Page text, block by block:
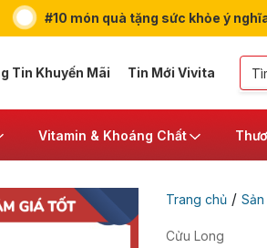
#10 món quà tặng sức khỏe ý
Tin Khuyến Mãi Tin Mới Vivita
Vitamin & Khoáng Chất
Trang chủ/ Sản
Cửu Long